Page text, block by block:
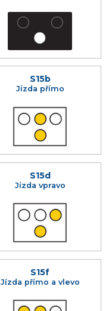
S15b
Jízda přímo
S15d
Jízda vpravo
S15f
Jízda přímo a vlevo